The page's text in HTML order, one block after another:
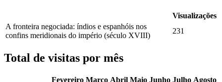
Visualizações
A fronteira negociada: índios e espanhóis nos
confins meridionais do império (século XVIII)
231
Total de visitas por mês
Fevereiro Março Abril Maio Junho Julho Agosto